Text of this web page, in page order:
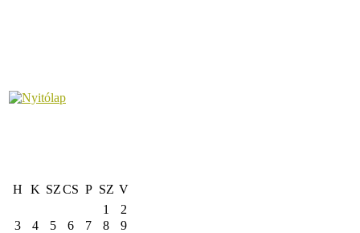
H K SZCS P SZ V
1
2
3
4 5 6 7 8
9